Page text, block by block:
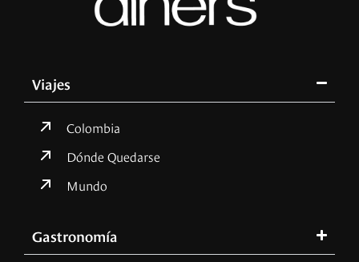
Viajes
Colombia
Dónde Quedarse
Mundo
Gastronomía